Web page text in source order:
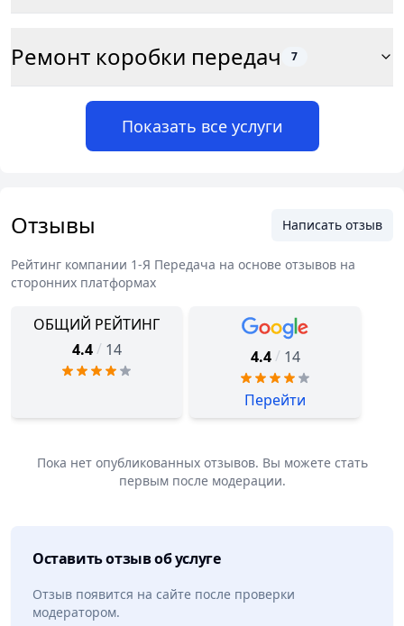
Ремонт коробки передач 7
Показать все услуги
Отзывы Написать отзыв
Рейтинг компании 1-Я Передача на основе отзывов на
сторонних платформах
ОБЩИЙ РЕЙТИНГ
4.4 / 14 4.4 / 14
Перейти
Пока нет опубликованных отзывов. Вы можете стать
первым после модерации.
Оставить отзыв об услуге
Отзыв появится на сайте после проверки
модератором.